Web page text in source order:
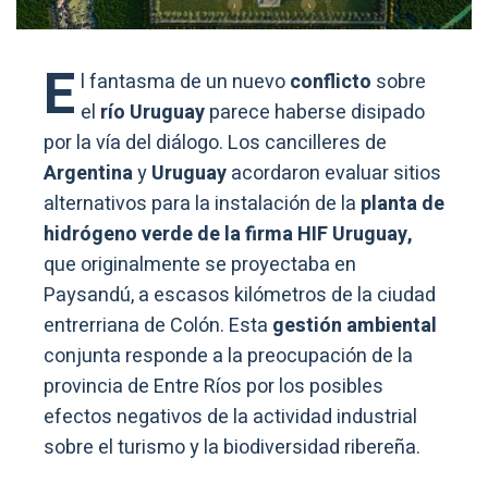
E l fantasma de un nuevoconflicto sobre
el río Uruguayparece haberse disipado
por la vía del diálogo. Los cancilleres de
ArgentinayUruguayacordaron evaluar sitios
alternativos para la instalación de la planta de
hidrógeno verde de la firma HIF Uruguay,
que originalmente se proyectaba en
Paysandú, a escasos kilómetros de la ciudad
entrerriana de Colón. Esta gestión ambiental
conjunta responde a la preocupación de la
provincia de Entre Ríos por los posibles
efectos negativos de la actividad industrial
sobre el turismo y la biodiversidad ribereña.